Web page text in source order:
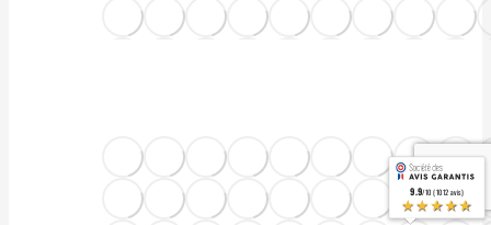
9.9/10 (1012 avis)
★★★★★